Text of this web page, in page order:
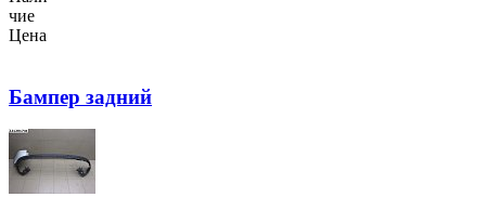
чие
Цена
Бампер задний